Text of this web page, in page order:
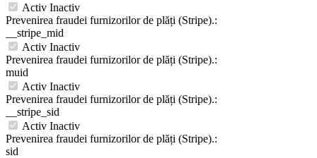
Activ Inactiv
Prevenirea fraudei furnizorilor de plăți (Stripe).:
__stripe_mid
Activ Inactiv
Prevenirea fraudei furnizorilor de plăți (Stripe).:
muid
Activ Inactiv
Prevenirea fraudei furnizorilor de plăți (Stripe).:
__stripe_sid
Activ Inactiv
Prevenirea fraudei furnizorilor de plăți (Stripe).:
sid